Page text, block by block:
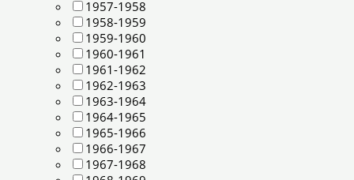
1957-1958
1958-1959
1959-1960
1960-1961
1961-1962
1962-1963
1963-1964
1964-1965
1965-1966
1966-1967
1967-1968